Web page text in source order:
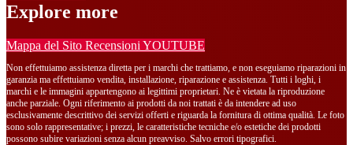
Explore more
Mappa del Sito Recensioni YOUTUBE
Non effettuiamo assistenza diretta per i marchi che trattiamo, e non eseguiamo riparazioni in
garanzia ma effettuiamo vendita, installazione, riparazione e assistenza. Tutti i loghi, i
marchi e le immagini appartengono ai legittimi proprietari. Ne è vietata la riproduzione
anche parziale. Ogni riferimento ai prodotti da noi trattati è da intendere ad uso
esclusivamente descrittivo dei servizi offerti e riguarda la fornitura di ottima qualità. Le foto
sono solo rappresentative; i prezzi, le caratteristiche tecniche e/o estetiche dei prodotti
possono subire variazioni senza alcun preavviso. Salvo errori tipografici.